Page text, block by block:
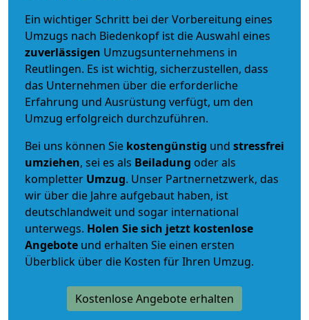
Ein wichtiger Schritt bei der Vorbereitung eines
Umzugs nach Biedenkopf ist die Auswahl eines
zuverlässigen Umzugsunternehmens in
Reutlingen. Es ist wichtig, sicherzustellen, dass
das Unternehmen über die erforderliche
Erfahrung und Ausrüstung verfügt, um den
Umzug erfolgreich durchzuführen.
Bei uns können Sie kostengünstig und stressfrei
umziehen, sei es als Beiladung oder als
kompletter Umzug. Unser Partnernetzwerk, das
wir über die Jahre aufgebaut haben, ist
deutschlandweit und sogar international
unterwegs. Holen Sie sich jetzt kostenlose
Angebote und erhalten Sie einen ersten
Überblick über die Kosten für Ihren Umzug.
Kostenlose Angebote erhalten